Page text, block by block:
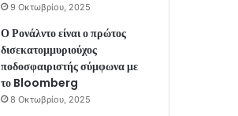
9 Οκτωβρίου, 2025
Ο Ρονάλντο είναι ο πρώτος
δισεκατομμυριούχος
ποδοσφαιριστής σύμφωνα με
το Bloomberg
8 Οκτωβρίου, 2025